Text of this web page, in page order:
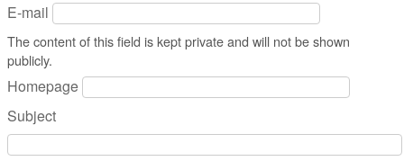
E-mail
The content of this field is kept private and will not be shown
publicly.
Homepage
Subject